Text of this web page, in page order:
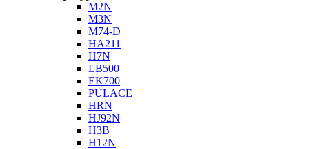
M2N
M3N
M74-D
HA211
H7N
LB500
EK700
PULACE
HRN
HJ92N
H3B
H12N